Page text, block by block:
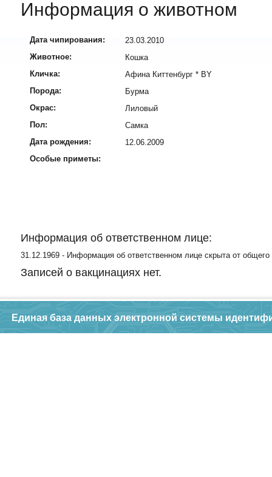
Информация о животном
Дата чипирования:
23.03.2010
Животное:
Кошка
Кличка:
Афина Киттенбург * BY
Порода:
Бурма
Окрас:
Лиловый
Пол:
Самка
Дата рождения:
12.06.2009
Особые приметы:
Информация об ответственном лице:
31.12.1969 - Информация об ответственном лице скрыта от общего
Записей о вакцинациях нет.
Единая база данных электронной системы